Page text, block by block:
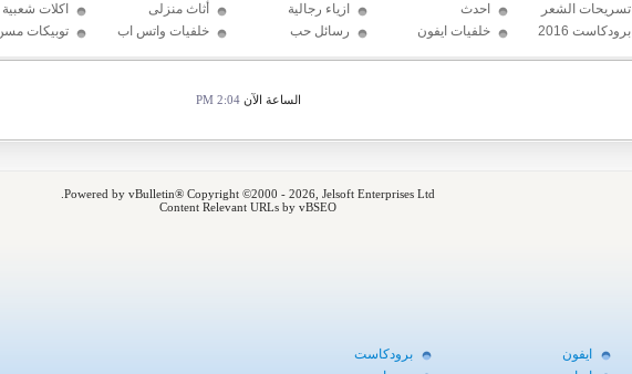
تسريحات الشعر
احدث
الإكسسوارات
ازياء رجالية أثاث منزلى اكلات شعبية
برودكاست 2016
خلفيات ايفون
رسائل حب خلفيات واتس اب توبيكات
الساعة الآن2:04 PM
Powered by vBulletin® Copyright ©2000 - 2026, Jelsoft Enterprises Ltd.
Content Relevant URLs by vBSEO
ايفون
برودكاست